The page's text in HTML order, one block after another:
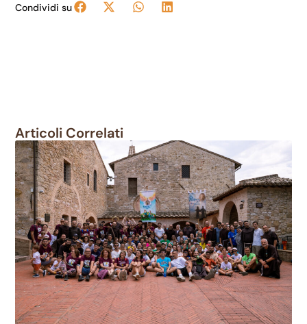
Condividi su
Articoli Correlati